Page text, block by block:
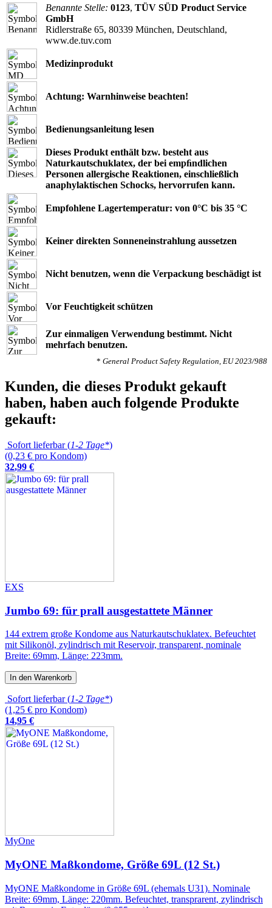
Benannte Stelle: 0123, TÜV SÜD Product Service
GmbH
Ridlerstraße 65, 80339 München, Deutschland,
www.de.tuv.com
Medizinprodukt
Achtung: Warnhinweise beachten!
Bedienungsanleitung lesen
Dieses Produkt enthält bzw. besteht aus
Naturkautschuklatex, der bei empﬁndlichen
Personen allergische Reaktionen, einschließlich
anaphylaktischen Schocks, hervorrufen kann.
Empfohlene Lagertemperatur: von 0°C bis 35 °C
Keiner direkten Sonneneinstrahlung aussetzen
Nicht benutzen, wenn die Verpackung beschädigt ist
Vor Feuchtigkeit schützen
Zur einmaligen Verwendung bestimmt. Nicht
mehrfach benutzen.
* General Product Safety Regulation, EU 2023/988
Kunden, die dieses Produkt gekauft
haben, haben auch folgende Produkte
gekauft:
Sofort lieferbar (1-2 Tage*)
(0,23 € pro Kondom)
32,99 €
EXS
Jumbo 69: für prall ausgestattete Männer
144 extrem große Kondome aus Naturkautschuklatex. Befeuchtet
mit Silikonöl, zylindrisch mit Reservoir, transparent, nominale
Breite: 69mm, Länge: 223mm.
In den Warenkorb
Sofort lieferbar (1-2 Tage*)
(1,25 € pro Kondom)
14,95 €
MyOne
MyONE Maßkondome, Größe 69L (12 St.)
MyONE Maßkondome in Größe 69L (ehemals U31). Nominale
Breite: 69mm, Länge: 220mm. Befeuchtet, transprarent, zylindrisch